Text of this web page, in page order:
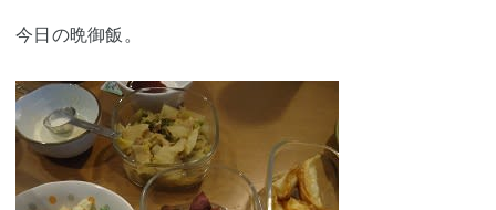
今日の晩御飯。